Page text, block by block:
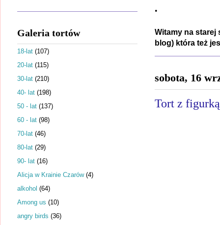
.
Witamy na starej
blog) która też
sobota, 16
Tort z
Galeria tortów
18-lat (107)
20-lat (115)
30-lat (210)
40- lat (198)
50 - lat (137)
60 - lat (98)
70-lat (46)
80-lat (29)
90- lat (16)
Alicja w Krainie Czarów (4)
alkohol (64)
Among us (10)
angry birds (36)